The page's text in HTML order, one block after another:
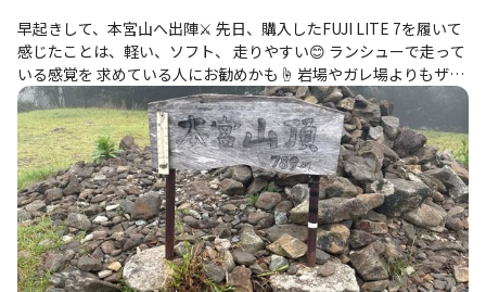
早起きして、本宮山へ出陣⚔️ 先日、購入したFUJI LITE 7を履いて
感じたことは、軽い、ソフト、 走りやすい😊 ランシューで走って
いる感覚を 求めている人にお勧めかも☝️ 岩場やガレ場よりもザレ
場や林道、 ロードで発揮するタイプだと思う🤔👟 ラグは低く、柔
らかいけど グリップ力はある💪 問題は耐久性かな？🤔 久しぶりに
周回コース走ったけど 倒木もあり道に迷って何度かロスト！ 雨山
城址で手袋を置き忘れ さらに、誰も通ってないから 蜘蛛の巣が顔
面に絡みついて 「うわぁー」と叫んでしまった😅 ラストは草も生
い茂って 道が隠れて見えない💦 ウォーキングセンターに帰ってき
たら 全身蜘蛛の巣、草まみれだったので で水浴びしました！😊